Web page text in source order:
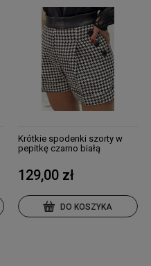
Krótkie spodenki szorty w
pepitkę czarno białą
129,00 zł
DO KOSZYKA